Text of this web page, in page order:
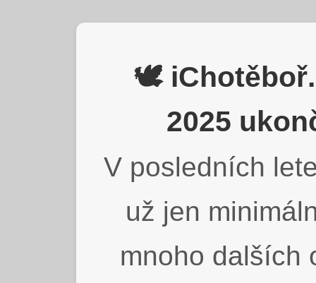
🕊️
2025
V posledních
už jen
mnoho dalších